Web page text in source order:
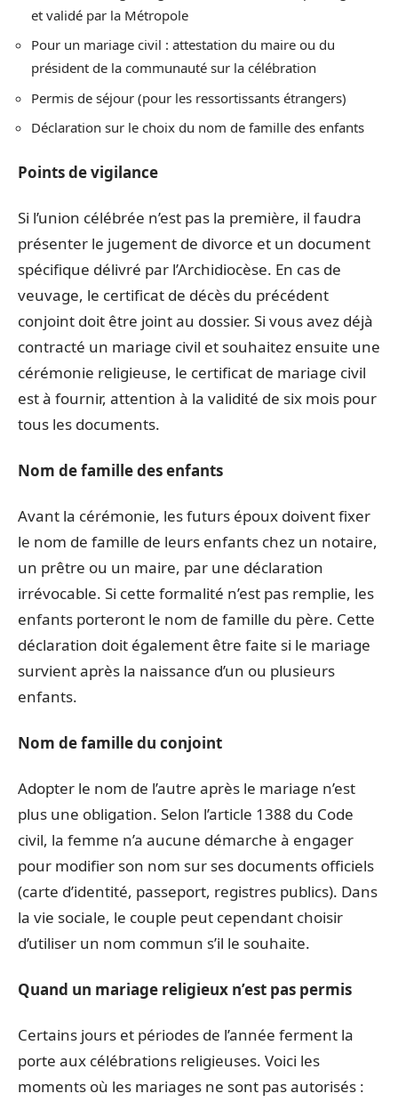
et validé par la Métropole
Pour un mariage civil : attestation du maire ou du
président de la communauté sur la célébration
Permis de séjour (pour les ressortissants étrangers)
Déclaration sur le choix du nom de famille des enfants
Points de vigilance
Si l’union célébrée n’est pas la première, il faudra
présenter le jugement de divorce et un document
spécifique délivré par l’Archidiocèse. En cas de
veuvage, le certificat de décès du précédent
conjoint doit être joint au dossier. Si vous avez déjà
contracté un mariage civil et souhaitez ensuite une
cérémonie religieuse, le certificat de mariage civil
est à fournir, attention à la validité de six mois pour
tous les documents.
Nom de famille des enfants
Avant la cérémonie, les futurs époux doivent fixer
le nom de famille de leurs enfants chez un notaire,
un prêtre ou un maire, par une déclaration
irrévocable. Si cette formalité n’est pas remplie, les
enfants porteront le nom de famille du père. Cette
déclaration doit également être faite si le mariage
survient après la naissance d’un ou plusieurs
enfants.
Nom de famille du conjoint
Adopter le nom de l’autre après le mariage n’est
plus une obligation. Selon l’article 1388 du Code
civil, la femme n’a aucune démarche à engager
pour modifier son nom sur ses documents officiels
(carte d’identité, passeport, registres publics). Dans
la vie sociale, le couple peut cependant choisir
d’utiliser un nom commun s’il le souhaite.
Quand un mariage religieux n’est pas permis
Certains jours et périodes de l’année ferment la
porte aux célébrations religieuses. Voici les
moments où les mariages ne sont pas autorisés :